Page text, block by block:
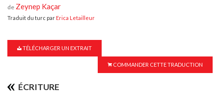
TRADUCTEURS
PUBLICATIONS
de Zeynep Kaçar
Traduit du turc par Erica Letailleur
TÉLÉCHARGER UN EXTRAIT
COMMANDER CETTE TRADUCTION
ÉCRITURE